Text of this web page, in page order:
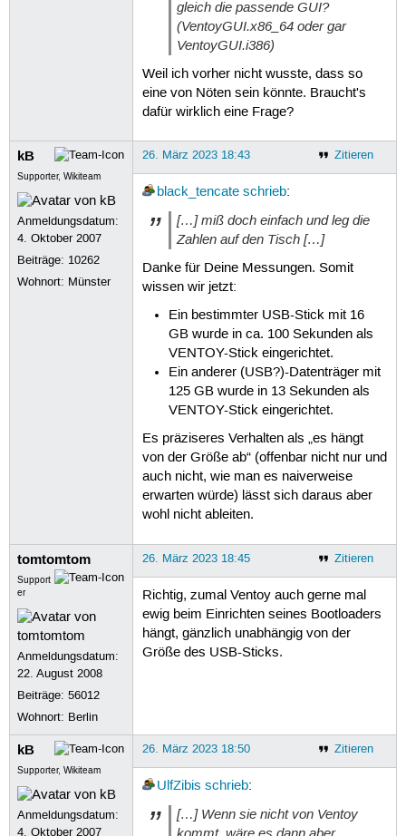
gleich die passende GUI?
(VentoyGUI.x86_64 oder gar
VentoyGUI.i386)
Weil ich vorher nicht wusste, dass so
eine von Nöten sein könnte. Braucht's
dafür wirklich eine Frage?
kB
Supporter, Wikiteam
Anmeldungsdatum:
4. Oktober 2007
Beiträge: 10262
Wohnort: Münster
Zitieren
26. März 2023 18:43
black_tencate schrieb:
[…] miß doch einfach und leg die
Zahlen auf den Tisch […]
Danke für Deine Messungen. Somit
wissen wir jetzt:
Ein bestimmter USB-Stick mit 16
GB wurde in ca. 100 Sekunden als
VENTOY-Stick eingerichtet.
Ein anderer (USB?)-Datenträger mit
125 GB wurde in 13 Sekunden als
VENTOY-Stick eingerichtet.
Es präziseres Verhalten als „es hängt
von der Größe ab“ (offenbar nicht nur und
auch nicht, wie man es naiverweise
erwarten würde) lässt sich daraus aber
wohl nicht ableiten.
tomtomtom
Support
er
Anmeldungsdatum:
22. August 2008
Beiträge:56012
Wohnort: Berlin
Zitieren
26. März 2023 18:45
Richtig, zumal Ventoy auch gerne mal
ewig beim Einrichten seines Bootloaders
hängt, gänzlich unabhängig von der
Größe des USB-Sticks.
kB
Supporter, Wikiteam
Anmeldungsdatum:
4. Oktober 2007
Zitieren
26. März 2023 18:50
UlfZibis schrieb:
[…] Wenn sie nicht von Ventoy